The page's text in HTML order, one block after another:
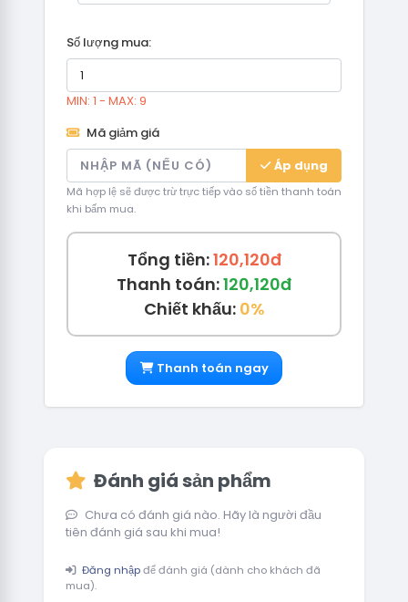
Số lượng mua:
MIN: 1 - MAX: 9
Mã giảm giá
Áp dụng
Mã hợp lệ sẽ được trừ trực tiếp vào số tiền thanh toán
khi bấm mua.
Tổng tiền:120,120đ
Thanh toán:120,120đ
Chiết khấu: 0%
Thanh toán ngay
Đánh giá sản phẩm
Chưa có đánh giá nào. Hãy là người đầu
tiên đánh giá sau khi mua!
Đăng nhậpđể đánh giá (dành cho khách đã
mua).